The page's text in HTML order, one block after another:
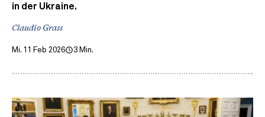
in der Ukraine.
Claudio Grass
Mi. 11 Feb 2026 3 Min.